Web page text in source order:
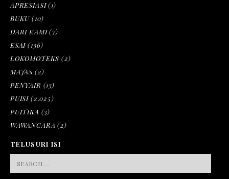
APRESIASI(1)
BUKU (10)
DARI KAMI(7)
ESAI (136)
LOKOMOTEKS (2)
MAJAS (2)
PENYAIR (13)
PUISI (2,025)
PUITIKA (3)
WAWANCARA (2)
TELUSURI ISI
FOR: